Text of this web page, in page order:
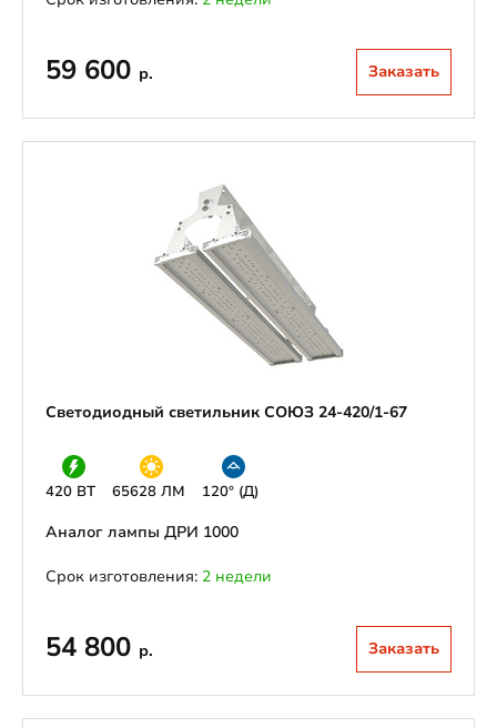
59 600 р. Заказать
Светодиодный светильник СОЮЗ 24-420/1-67
420 ВТ 65628 ЛМ 120° (Д)
Аналог лампы ДРИ 1000
Срок изготовления: 2 недели
54 800 р. Заказать